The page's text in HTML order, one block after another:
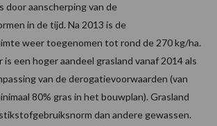
door aanscherping van de
in de tijd. Na 2013 is de
weer toegenomen tot rond de 270 kg/ha.
is een hoger aandeel grasland vanaf 2014 als
van de derogatievoorwaarden (van
80% gras in het bouwplan). Grasland
dan andere gewassen.